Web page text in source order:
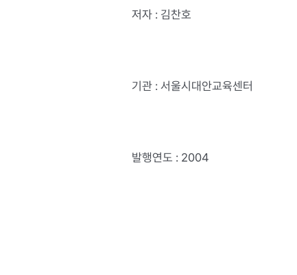
저자 : 김찬호
기관 : 서울시대안교육센터
발행연도 : 2004